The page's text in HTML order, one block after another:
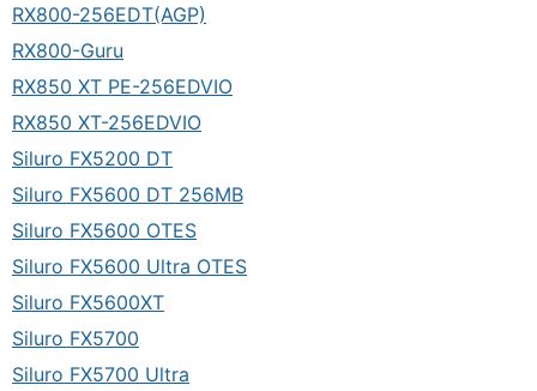
RX800-256EDT(AGP)
RX800-Guru
RX850 XT PE-256EDVIO
RX850 XT-256EDVIO
Siluro FX5200 DT
Siluro FX5600 DT 256MB
Siluro FX5600 OTES
Siluro FX5600 Ultra OTES
Siluro FX5600XT
Siluro FX5700
Siluro FX5700 Ultra